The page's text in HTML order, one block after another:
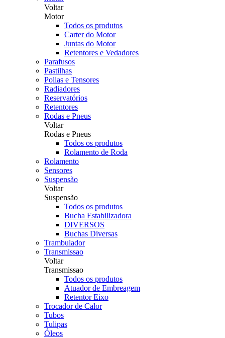
Voltar
Motor
Todos os produtos
Carter do Motor
Juntas do Motor
Retentores e Vedadores
Parafusos
Pastilhas
Polias e Tensores
Radiadores
Reservatórios
Retentores
Rodas e Pneus
Voltar
Rodas e Pneus
Todos os produtos
Rolamento de Roda
Rolamento
Sensores
Suspensão
Voltar
Suspensão
Todos os produtos
Bucha Estabilizadora
DIVERSOS
Buchas Diversas
Trambulador
Transmissao
Voltar
Transmissao
Todos os produtos
Atuador de Embreagem
Retentor Eixo
Trocador de Calor
Tubos
Tulipas
Óleos